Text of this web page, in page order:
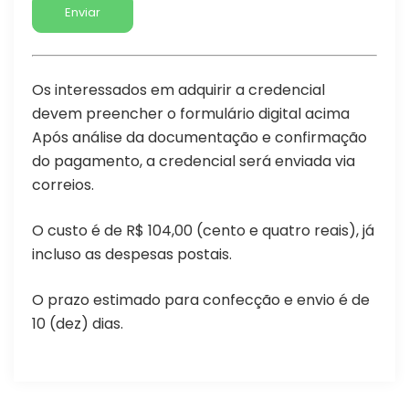
Os interessados em adquirir a credencial
devem preencher o formulário digital acima
Após análise da documentação e confirmação
do pagamento, a credencial será enviada via
correios.
O custo é de R$ 104,00 (cento e quatro reais), já
incluso as despesas postais.
O prazo estimado para confecção e envio é de
10 (dez) dias.